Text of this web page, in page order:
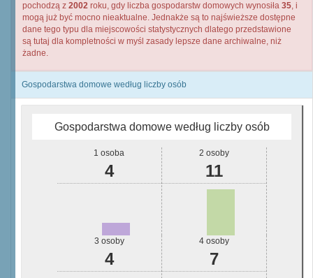
pochodzą z 2002 roku, gdy liczba gospodarstw domowych wynosiła 35, i
mogą już być mocno nieaktualne. Jednakże są to najświeższe dostępne
dane tego typu dla miejscowości statystycznych dlatego przedstawione
są tutaj dla kompletności w myśl zasady lepsze dane archiwalne, niż
żadne.
Gospodarstwa domowe według liczby osób
Gospodarstwa domowe według liczby osób
1 osoba
4
2 osoby
11
3 osoby
4
4 osoby
7